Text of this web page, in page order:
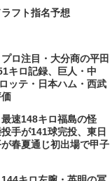
フト指名予想
プロ注目・大分商の平田
キロ記録、巨人・中
ッテ・日本ハム・西武
最速148キロ福島の怪
手が141球完投、東日
春夏通じ初出場で甲子